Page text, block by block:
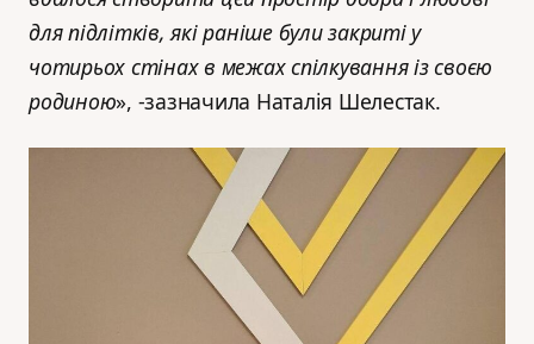
для підлітків, які раніше були закриті у
чотирьох стінах в межах спілкування із своєю
родиною», -зазначила Наталія Шелестак.